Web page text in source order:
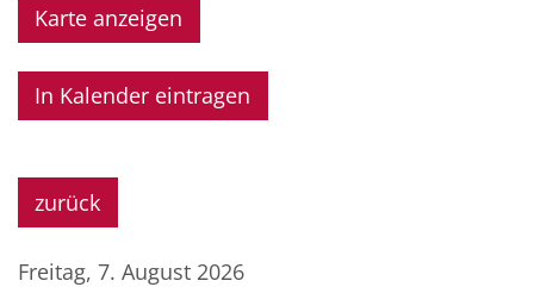
Karte anzeigen
In Kalender eintragen
zurück
Freitag, 7. August 2026